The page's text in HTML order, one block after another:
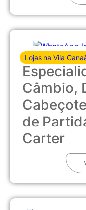
Lojas na Vila
Câmbio,
de
Carter